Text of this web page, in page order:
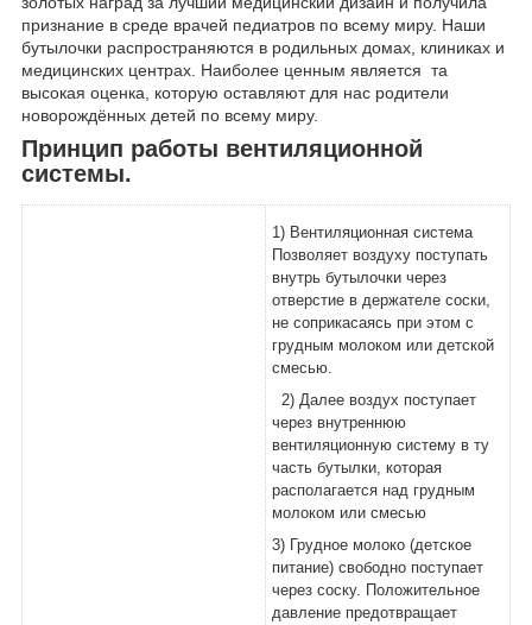
признание в среде врачей педиатров по всему миру. Наши
бутылочки распространяются в родильных домах, клиниках и
медицинских центрах. Наиболее ценным является та
высокая оценка, которую оставляют для нас родители
новорождённых детей по всему миру.
Принцип работы вентиляционной
системы.
1) Вентиляционная система
Позволяет воздуху поступать
внутрь бутылочки через
отверстие в держателе соски,
не соприкасаясь при этом с
грудным молоком или детской
смесью.
2) Далее воздух поступает
через внутреннюю
вентиляционную систему в ту
часть бутылки, которая
располагается над грудным
молоком или смесью
3) Грудное молоко (детское
питание) свободно поступает
через соску. Положительное
давление предотвращает